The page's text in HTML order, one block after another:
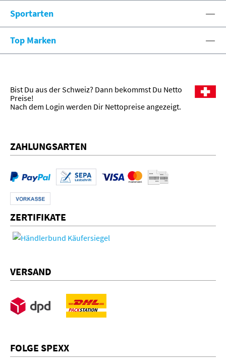
Sportarten
Top Marken
Bist Du aus der Schweiz? Dann bekommst Du Netto
Preise!
Nach dem Login werden Dir Nettopreise angezeigt.
ZAHLUNGSARTEN
ZERTIFIKATE
VERSAND
FOLGE SPEXX